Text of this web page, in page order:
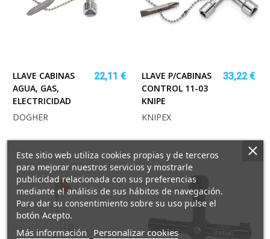
LLAVE CABINAS
AGUA, GAS,
ELECTRICIDAD
22,11 €
DOGHER
LLAVE P/CABINAS
CONTROL 11-03
KNIPE
33,22 €
KNIPEX
Este sitio web utiliza cookies propias y de terceros
para mejorar nuestros servicios y mostrarle
publicidad relacionada con sus preferencias
mediante el análisis de sus hábitos de navegación.
Para dar su consentimiento sobre su uso pulse el
botón Acepto.
Más información
sobre
Personalizar cookies